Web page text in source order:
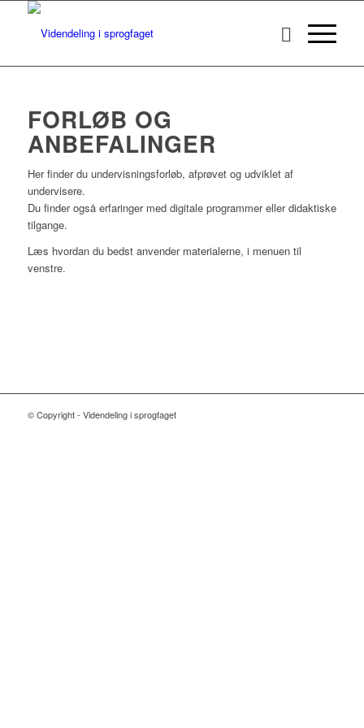
FORLØB OG
ANBEFALINGER
Her finder du undervisningsforløb, afprøvet og udviklet af
undervisere.
Du finder også erfaringer med digitale programmer eller didaktiske
tilgange.
Læs hvordan du bedst anvender materialerne, i menuen til
venstre.
© Copyright - Videndeling i sprogfaget